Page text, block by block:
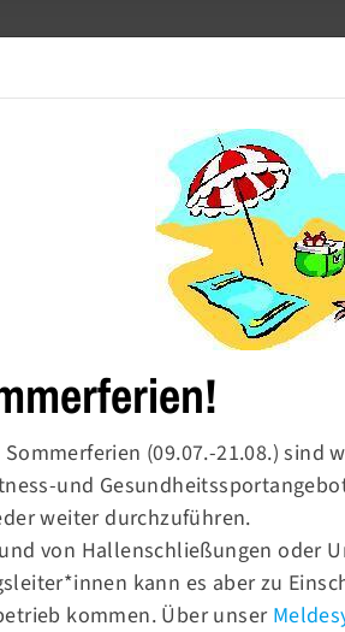
Sport & Ballsport
(09.07.-21.08.) sind
und
weiter durchzuführen.
von Hallenschließungen oder
kann es aber zu
kommen. Über unser